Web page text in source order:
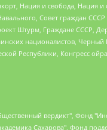
Нация и свобода,
Совет граждан СССР
Штурм, Граждане СССР,
националистов, Черный
Республики, Конгресс
медиа", с 26.01.2023 Общество с ограниченной ответственностью "Чайка Белые сады", Ветошкина Валерия Валерьевна, Заговора Максим Александрович, Межрегиональное общественное движение "Российская ЛГБТ - сеть", Оленичев Максим Владимирович, Павлов Иван Юрьевич, Скворцова Елена Сергеевна, Общество с ограниченной ответственностью "Как бы инагент", Кочетков Игорь Викторович, Общество с ограниченной ответственностью "Честные выборы", Еланчик Олег Александрович, Общество с ограниченной ответственностью "Нобелевский призыв", Гималова Регина Эмилевна, Григорьев Андрей Валерьевич, Григорьева Алина Александровна, Ассоциация по содействию защите прав призывников, альтернативнослужащих и военнослужащих "Правозащитная группа "Гражданин.Армия.Право", Хисамова Регина Фаритовна, Автономная некоммерческая организация по реализации социально-правовых программ "Лилит", Дальневосточное общественное движение "Маяк", Санкт-Петербургская ЛГБТ-инициативная группа "Выход", Инициативная группа ЛГБТ+ "Реверс", Алексеев Андрей Викторович, Бекбулатова Таисия Львовна, Беляев Иван Михайлович, Владыкина Елена Сергеевна, Гельман Марат Александрович, Никульшина Вероника Юрьевна, Толоконникова Надежда Андреевна, Шендерович Виктор Анатольевич,